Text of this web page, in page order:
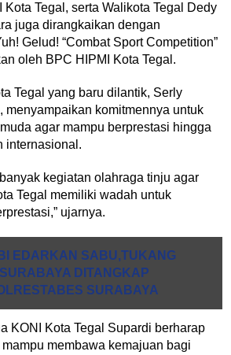
Kota Tegal, serta Walikota Tegal Dedy
juga dirangkaikan dengan
Gelud! “Combat Sport Competition”
oleh BPC HIPMI Kota Tegal.
Tegal yang baru dilantik, Serly
menyampaikan komitmennya untuk
agar mampu berprestasi hingga
internasional.
kegiatan olahraga tinju agar
Tegal memiliki wadah untuk
ujarnya.
EDARKAN SABU,TUKANG
DITANGKAP
SURABAYA
KONI Kota Tegal Supardi berharap
membawa kemajuan bagi